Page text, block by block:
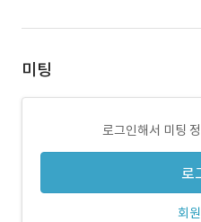
미팅
로그인해서 미팅
로
회